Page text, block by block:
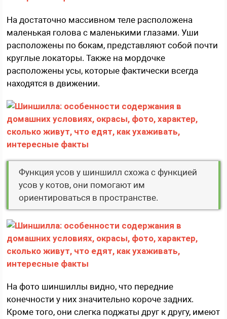
На достаточно массивном теле расположена
маленькая голова с маленькими глазами. Уши
расположены по бокам, представляют собой почти
круглые локаторы. Также на мордочке
расположены усы, которые фактически всегда
находятся в движении.
Функция усов у шиншилл схожа с функцией
усов у котов, они помогают им
ориентироваться в пространстве.
На фото шиншиллы видно, что передние
конечности у них значительно короче задних.
Кроме того, они слегка поджаты друг к другу, имеют